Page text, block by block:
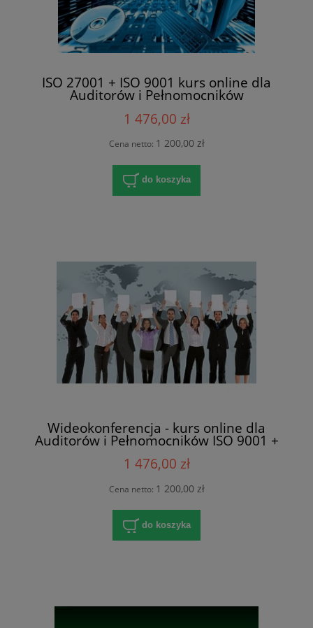
ISO 27001 + ISO 9001 kurs online dla
Auditorów i Pełnomocników
1 476,00 zł
Cena netto: 1 200,00 zł
do koszyka
Wideokonferencja - kurs online dla
Auditorów i Pełnomocników ISO 9001 +
1 476,00 zł
Cena netto: 1 200,00 zł
do koszyka